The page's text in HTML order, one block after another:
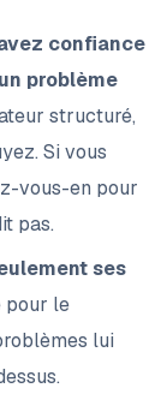
confiance
problème
structuré,
Si vous
vous-en pour
pas.
ses
pour le
lui